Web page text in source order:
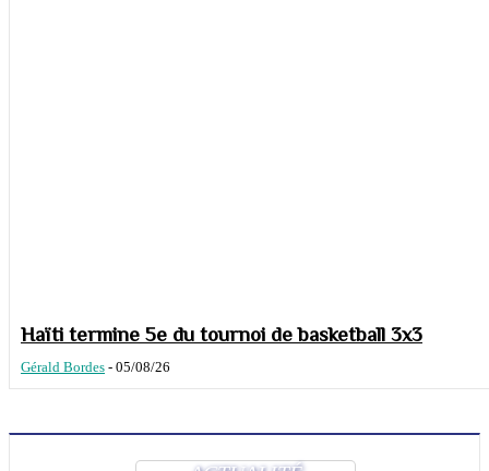
Haïti termine 5e du tournoi de basketball 3x3
Gérald Bordes - 05/08/26